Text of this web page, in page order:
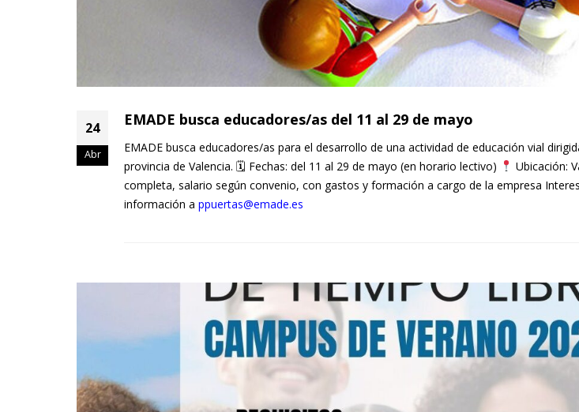
24
Abr
EMADE busca educadores/as del 11 al 29 de mayo
EMADE busca educadores/as para el desarrollo de una actividad de educación vial
provincia de Valencia. 🗓 Fechas: del 11 al 29 de mayo (en horario lectivo)
Ubicación:
completa, salario según convenio, con gastos y formación a cargo de la empresa
información a ppuertas@emade.es